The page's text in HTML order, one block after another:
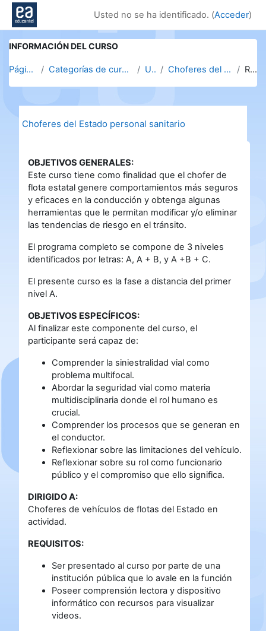
Salta al contenido principal
Usted no se ha identificado. (Acceder)
INFORMACIÓN DEL CURSO
Página Principal Categorías de cursos. Clic en la categoría para v... UNASEV Choferes del Estado personal sanitario Resumen
Choferes del Estado personal sanitario
OBJETIVOS GENERALES:
Este curso tiene como finalidad que el chofer de
flota estatal genere comportamientos más seguros
y eficaces en la conducción y obtenga algunas
herramientas que le permitan modificar y/o eliminar
las tendencias de riesgo en el tránsito.
El programa completo se compone de 3 niveles
identificados por letras: A, A + B, y A +B + C.
El presente curso es la fase a distancia del primer
nivel A.
OBJETIVOS ESPECÍFICOS:
Al finalizar este componente del curso, el
participante será capaz de:
Comprender la siniestralidad vial como
problema multifocal.
Abordar la seguridad vial como materia
multidisciplinaria donde el rol humano es
crucial.
Comprender los procesos que se generan en
el conductor.
Reflexionar sobre las limitaciones del vehículo.
Reflexionar sobre su rol como funcionario
público y el compromiso que ello significa.
DIRIGIDO A:
Choferes de vehículos de flotas del Estado en
actividad.
REQUISITOS:
Ser presentado al curso por parte de una
institución pública que lo avale en la función
Poseer comprensión lectora y dispositivo
informático con recursos para visualizar
videos.